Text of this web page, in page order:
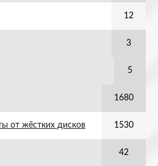
12
3
5
1680
от жёстких дисков 1530
42